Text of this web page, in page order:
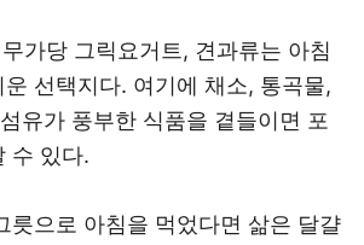
가당 그릭요거트, 견과류는 아침
선택지다. 여기에 채소, 통곡물,
유가 풍부한 식품을 곁들이면 포
수 있다.
릇으로 아침을 먹었다면 삶은 달걀